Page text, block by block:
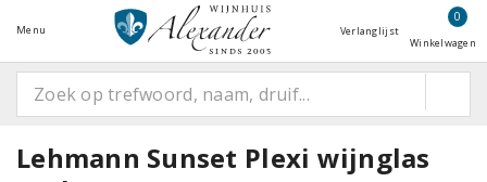
Menu Verlanglijst
0
Winkelwagen
Lehmann Sunset Plexi wijnglas